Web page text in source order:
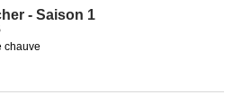
- Saison 1
chauve